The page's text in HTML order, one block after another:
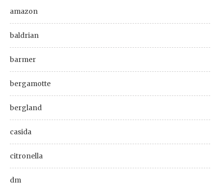
amazon
baldrian
barmer
bergamotte
bergland
casida
citronella
dm